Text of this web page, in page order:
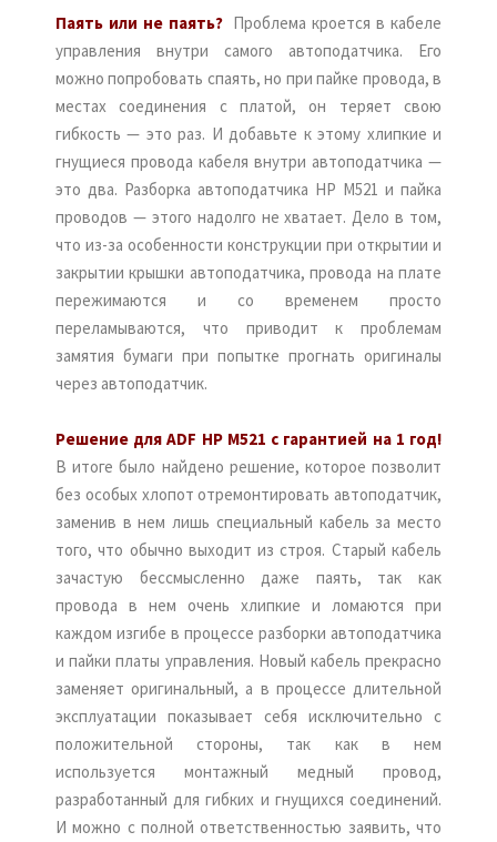
Паять или не паять?Проблема кроется в кабеле
управления внутри самого автоподатчика. Его
можно попробовать спаять, но при пайке провода, в
местах соединения с платой, он теряет свою
гибкость — это раз. И добавьте к этому хлипкие и
гнущиеся провода кабеля внутри автоподатчика —
это два. Разборка автоподатчика HP M521 и пайка
проводов — этого надолго не хватает. Дело в том,
что из-за особенности конструкции при открытии и
закрытии крышки автоподатчика, провода на плате
пережимаются и со временем просто
переламываются, что приводит к проблемам
замятия бумаги при попытке прогнать оригиналы
через автоподатчик.
Решение для ADF HP M521 с гарантией на 1 год!
В итоге было найдено решение, которое позволит
без особых хлопот отремонтировать автоподатчик,
заменив в нем лишь специальный кабель за место
того, что обычно выходит из строя. Старый кабель
зачастую бессмысленно даже паять, так как
провода в нем очень хлипкие и ломаются при
каждом изгибе в процессе разборки автоподатчика
и пайки платы управления. Новый кабель прекрасно
заменяет оригинальный, а в процессе длительной
эксплуатации показывает себя исключительно с
положительной стороны, так как в нем
используется монтажный медный провод,
разработанный для гибких и гнущихся соединений.
И можно с полной ответственностью заявить, что